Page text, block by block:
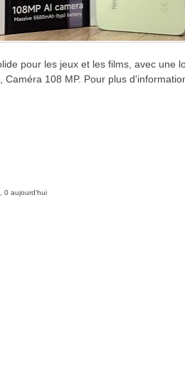
pour les jeux et les films, avec une
Caméra 108 MP. Pour plus
0 aujourd'hui